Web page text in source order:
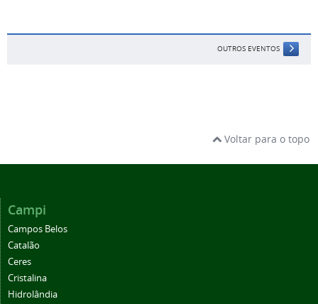
OUTROS EVENTOS
Voltar para o topo
Campi
Campos Belos
Catalão
Ceres
Cristalina
Hidrolândia